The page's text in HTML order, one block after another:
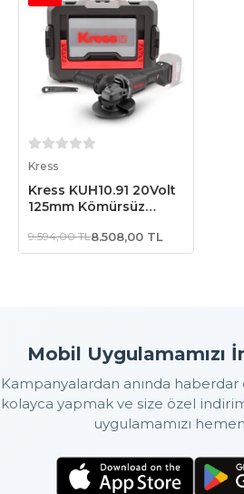
Kress
Kress KUH10.91 20Volt
125mm Kömürsüz
Ayarlı Avuç Taşlama
(Akü Dahil Değildir)
9.594,00 TL8.508,00 TL
Mobil Uygulamamızı
Kampanyalardan anında
kolayca yapmak ve size özel
uygulamamızı